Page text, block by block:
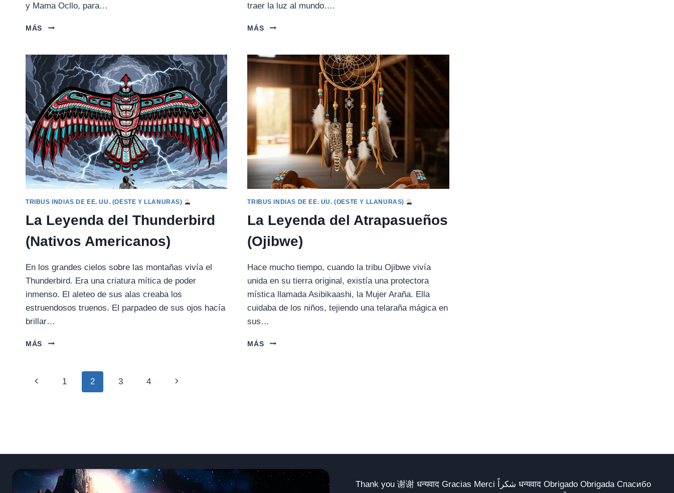
y Mama Ocllo, para…
MÁS
LA
MANCO
CÁPAC
Y
MAMA
OCLLO
(INCA)
traer la luz al mundo….
MÁS
EL
SOL
LA
LUNA
TRIBUS INDIAS DE EE. UU. (OESTE Y LLANURAS)
La Leyenda del Thunderbird
(Nativos Americanos)
En los grandes cielos sobre las montañas vivía el
Thunderbird. Era una criatura mítica de poder
inmenso. El aleteo de sus alas creaba los
estruendosos truenos. El parpadeo de sus ojos hacía
brillar…
MÁS
LA
THUNDERBIRD
(NATIVOS
AMERICANOS)
TRIBUS INDIAS DE EE. UU. (OESTE Y LLANURAS)
La Leyenda del Atrapasueños
(Ojibwe)
Hace mucho tiempo, cuando la tribu Ojibwe vivía
unida en su tierra original, existía una protectora
mística llamada Asibikaashi, la Mujer Araña. Ella
cuidaba de los niños, tejiendo una telaraña mágica en
sus…
MÁS
LA
Navegación
Página
1 2 3 4
Siguiente
Thank you 谢谢 धन्यवाद Gracias Merci شكراً धन्यवाद Obrigado Obrigada Спасибо